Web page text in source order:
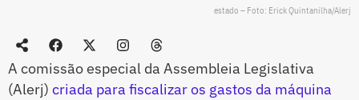
estado – Foto: Erick Quintanilha/Alerj
A comissão especial da Assembleia Legislativa
(Alerj) criada para fiscalizar os gastos da máquina